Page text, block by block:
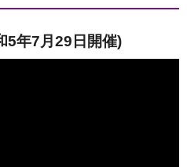
5年7月29日開催)